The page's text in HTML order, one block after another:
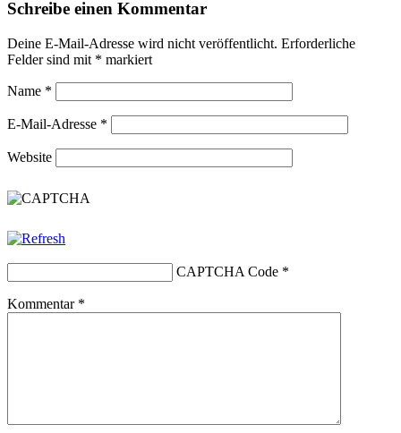
Schreibe einen Kommentar
Deine E-Mail-Adresse wird nicht veröffentlicht. Erforderliche
Felder sind mit * markiert
Name *
E-Mail-Adresse *
Website
CAPTCHA Code *
Kommentar *